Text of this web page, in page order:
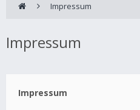
Impressum
Impressum
Impressum